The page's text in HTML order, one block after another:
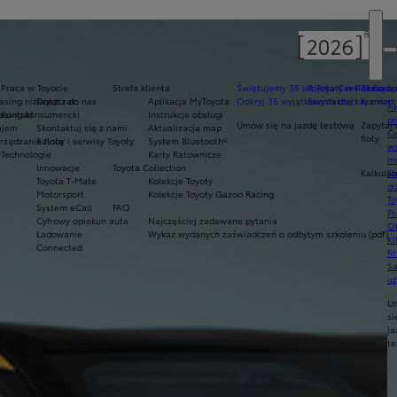
Świętujemy 35 lat Toyoty w Polsce
Odkryj 35 wyjątkowych ofert
Umów się na jazdę testową
Praca w Toyocie
Dołącz do nas
Kontakt
Skontaktuj się z nami
Salony i serwisy Toyoty
Technologie
Innowacje
Toyota T-Mate
Motorsport
System eCall
Cyfrowy opiekun auta
Ładowanie
Connected
Toyota Central
Skontaktuj się z
niższych rat
konsumencki
flotą
Komfort
Zapytaj
floty
Strefa klienta
Aplikacja MyToyota
Instrukcje obsługi
Aktualizacja map
System Bluetooth®
Karty Ratownicze
Toyota Collection
Kolekcje Toyoty
Kolekcje Toyoty Gazoo Racing
FAQ
Najczęściej zadawane pytania
Wykaz wydanych zaświadczeń o odbytym szkoleniu (pdf)